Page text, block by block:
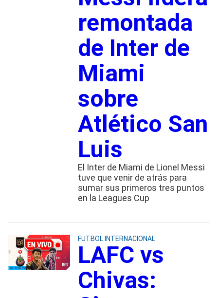
remontada
de Inter de
Miami
sobre
Atlético San
Luis
El Inter de Miami de Lionel Messi
tuve que venir de atrás para
sumar sus primeros tres puntos
en la Leagues Cup
FUTBOL INTERNACIONAL
LAFC vs
Chivas: